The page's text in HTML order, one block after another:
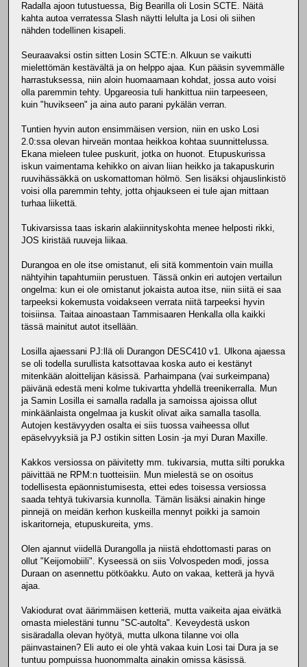
Radalla ajoon tutustuessa, Big Bearilla oli Losin SCTE. Näitä
kahta autoa verratessa Slash näytti lelulta ja Losi oli siihen
nähden todellinen kisapeli.
Seuraavaksi ostin sitten Losin SCTE:n. Alkuun se vaikutti
mielettömän kestävältä ja on helppo ajaa. Kun pääsin syvemmälle
harrastuksessa, niin aloin huomaamaan kohdat, jossa auto voisi
olla paremmin tehty. Upgareosia tuli hankittua niin tarpeeseen,
kuin "huvikseen" ja aina auto parani pykälän verran.
Tuntien hyvin auton ensimmäisen version, niin en usko Losi
2.0:ssa olevan hirveän montaa heikkoa kohtaa suunnittelussa.
Ekana mieleen tulee puskurit, jotka on huonot. Etupuskurissa
iskun vaimentama kehikko on aivan liian heikko ja takapuskurin
ruuvihässäkkä on uskomattoman hölmö. Sen lisäksi ohjauslinkistö
voisi olla paremmin tehty, jotta ohjaukseen ei tule ajan mittaan
turhaa liikettä.
Tukivarsissa taas iskarin alakiinnityskohta menee helposti rikki,
JOS kiristää ruuveja liikaa.
Durangoa en ole itse omistanut, eli sitä kommentoin vain muilla
nähtyihin tapahtumiin perustuen. Tässä onkin eri autojen vertailun
ongelma: kun ei ole omistanut jokaista autoa itse, niin siitä ei saa
tarpeeksi kokemusta voidakseen verrata niitä tarpeeksi hyvin
toisiinsa. Taitaa ainoastaan Tammisaaren Henkalla olla kaikki
tässä mainitut autot itsellään.
Losilla ajaessani PJ:llä oli Durangon DESC410 v1. Ulkona ajaessa
se oli todella surullista katsottavaa koska auto ei kestänyt
mitenkään aloittelijan käsissä. Parhaimpana (vai surkeimpana)
päivänä edestä meni kolme tukivartta yhdellä treenikerralla. Mun
ja Samin Losilla ei samalla radalla ja samoissa ajoissa ollut
minkäänlaista ongelmaa ja kuskit olivat aika samalla tasolla.
Autojen kestävyyden osalta ei siis tuossa vaiheessa ollut
epäselvyyksiä ja PJ ostikin sitten Losin -ja myi Duran Maxille.
Kakkos versiossa on päivitetty mm. tukivarsia, mutta silti porukka
päivittää ne RPM:n tuotteisiin. Mun mielestä se on osoitus
todellisesta epäonnistumisesta, ettei edes toisessa versiossa
saada tehtyä tukivarsia kunnolla. Tämän lisäksi ainakin hinge
pinnejä on meidän kerhon kuskeilla mennyt poikki ja samoin
iskaritorneja, etupuskureita, yms.
Olen ajannut viidellä Durangolla ja niistä ehdottomasti paras on
ollut "Keijomobiili". Kyseessä on siis Volvospeden modi, jossa
Duraan on asennettu pötköakku. Auto on vakaa, ketterä ja hyvä
ajaa.
Vakiodurat ovat äärimmäisen ketteriä, mutta vaikeita ajaa eivätkä
omasta mielestäni tunnu "SC-autolta". Keveydestä uskon
sisäradalla olevan hyötyä, mutta ulkona tilanne voi olla
päinvastainen? Eli auto ei ole yhtä vakaa kuin Losi tai Dura ja se
tuntuu pompuissa huonommalta ainakin omissa käsissä.